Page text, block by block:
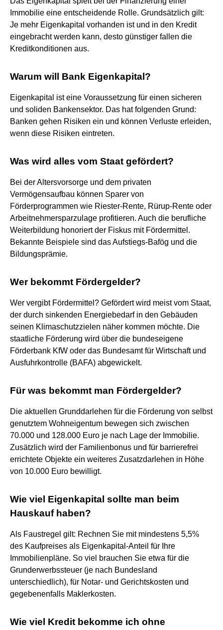
Immobilie eine entscheidende Rolle. Grundsätzlich gilt:
Je mehr Eigenkapital vorhanden ist und in den Kredit
eingebracht werden kann, desto günstiger fallen die
Kreditkonditionen aus.
Warum will Bank Eigenkapital?
Eigenkapital ist eine Voraussetzung für einen sicheren
und soliden Bankensektor. Das hat folgenden Grund:
Banken gehen Risiken ein und können Verluste erleiden,
wenn diese Risiken eintreten.
Was wird alles vom Staat gefördert?
Bei der Altersvorsorge und dem privaten
Vermögensaufbau können Sparer von
Förderprogrammen wie Riester-Rente, Rürup-Rente oder
Arbeitnehmersparzulage profitieren. Auch die berufliche
Weiterbildung honoriert der Fiskus mit Fördermittel.
Bekannte Beispiele sind das Aufstiegs-Bafög und die
Bildungsprämie.
Wer bekommt Fördergelder?
Wer vergibt Fördermittel? Gefördert wird meist vom Staat,
der durch sinkenden Energiebedarf in den Gebäuden
seinen Klimaschutzzielen näher kommen möchte. Die
staatliche Förderung wird über die bundeseigene
Förderbank KfW oder das Bundesamt für Wirtschaft und
Ausfuhrkontrolle (BAFA) abgewickelt.
Für was bekommt man Fördergelder?
Die aktuellen Grunddarlehen für die Förderung von selbst
genutztem Wohneigentum bewegen sich zwischen
70.000 und 128.000 Euro je nach Lage der Immobilie.
Zusätzlich wird der Familienbonus und für barrierefrei
errichtete Objekte ein weiteres Zusatzdarlehen in Höhe
von 10.000 Euro bewilligt.
Wie viel Eigenkapital sollte man beim
Hauskauf haben?
Als Faustregel gilt: Rechnen Sie mit mindestens 5,5%
des Kaufpreises als Eigenkapital-Anteil für Ihre
Immobilienpläne. So viel brauchen Sie etwa für die
Grunderwerbssteuer (je nach Bundesland
unterschiedlich), für Notar- und Gerichtskosten und
gegebenenfalls Maklerkosten.
Wie viel Kredit bekomme ich ohne